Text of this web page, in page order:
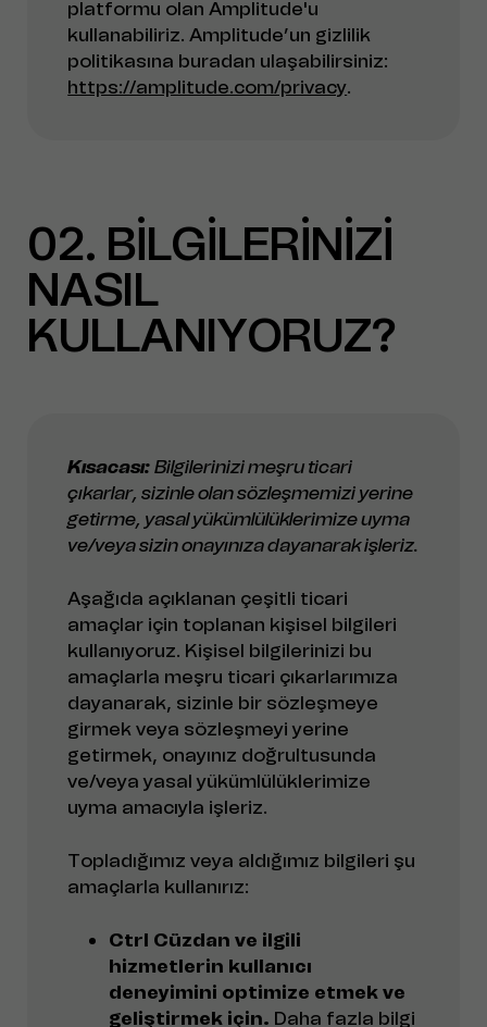
platformu olan Amplitude'u
kullanabiliriz. Amplitude’un gizlilik
politikasına buradan ulaşabilirsiniz:
https://amplitude.com/privacy.
02 BİLGİLERİNİZİ
NASIL
KULLANIYORUZ?
Kısacası:Bilgilerinizi meşru ticari
çıkarlar, sizinle olan sözleşmemizi yerine
getirme, yasal yükümlülüklerimize uyma
ve/veya sizin onayınıza dayanarak işleriz.
Aşağıda açıklanan çeşitli ticari
amaçlar için toplanan kişisel bilgileri
kullanıyoruz. Kişisel bilgilerinizi bu
amaçlarla meşru ticari çıkarlarımıza
dayanarak, sizinle bir sözleşmeye
girmek veya sözleşmeyi yerine
getirmek, onayınız doğrultusunda
ve/veya yasal yükümlülüklerimize
uyma amacıyla işleriz.
Topladığımız veya aldığımız bilgileri şu
amaçlarla kullanırız:
Ctrl Cüzdan ve ilgili
hizmetlerin kullanıcı
deneyimini optimize etmek ve
geliştirmek için. Daha fazla bilgi